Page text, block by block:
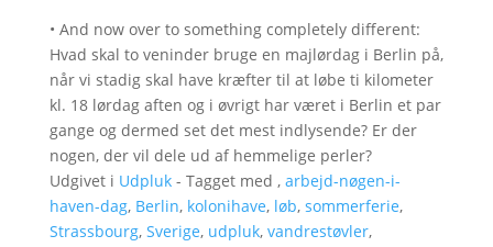
• And now over to something completely different:
Hvad skal to veninder bruge en majlørdag i Berlin på,
når vi stadig skal have kræfter til at løbe ti kilometer
kl. 18 lørdag aften og i øvrigt har været i Berlin et par
gange og dermed set det mest indlysende? Er der
nogen, der vil dele ud af hemmelige perler?
Udgivet i Udpluk- Tagget med , arbejd-nøgen-i-
haven-dag, Berlin, kolonihave, løb, sommerferie,
Strassbourg, Sverige, udpluk, vandrestøvler,